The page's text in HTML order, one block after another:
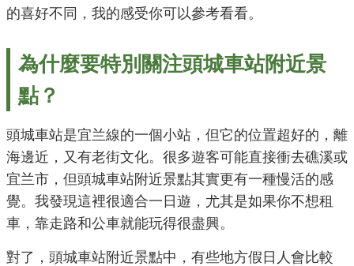
的喜好不同，我的感受你可以參考看看。
為什麼要特別關注頭城車站附近景
點？
頭城車站是宜兰線的一個小站，但它的位置超好的，離
海邊近，又有老街文化。很多遊客可能直接衝去礁溪或
宜兰市，但頭城車站附近景點其實更有一種慢活的感
覺。我發現這裡很適合一日遊，尤其是如果你不想租
車，靠走路和公車就能玩得很盡興。
對了，頭城車站附近景點中，有些地方假日人會比較